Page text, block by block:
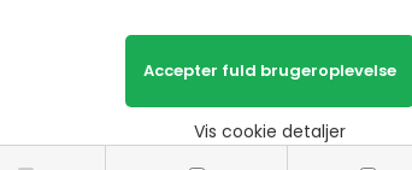
Vis cookie detaljer
Vælg farve – og skab
Denne 50 cm lynlås fås i
neutrale basisfarver til
twist. Lynlåsen er både